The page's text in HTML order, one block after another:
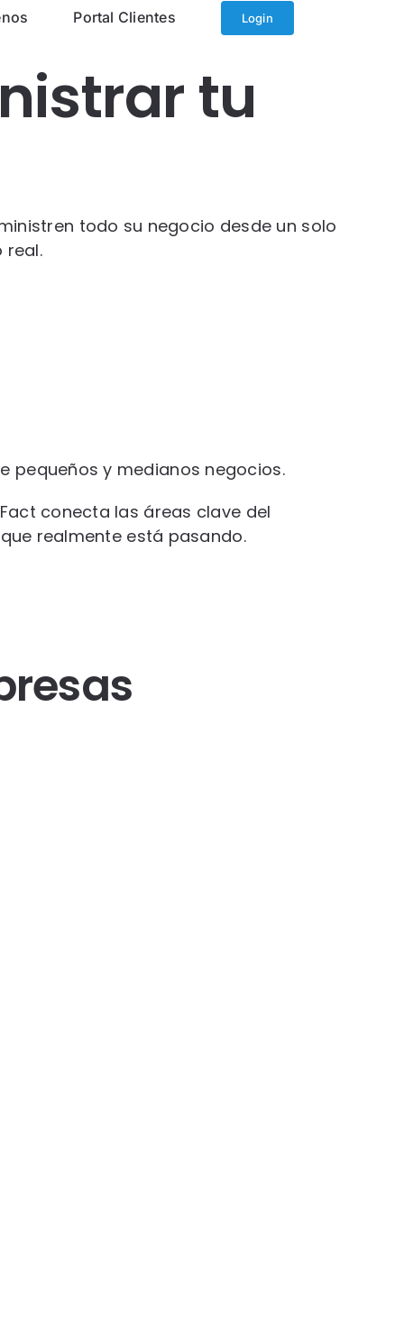
Portal Clientes Login
tu
todo su negocio desde un solo
real.
pequeños y medianos negocios.
conecta las áreas clave del
realmente está pasando.